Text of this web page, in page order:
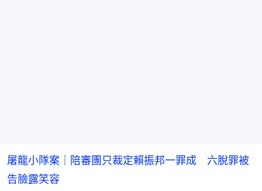
屠龍小隊案｜陪審團只裁定賴振邦一罪成 六脫罪被
告臉露笑容